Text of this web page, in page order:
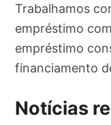
Trabalhamos
empréstimo
empréstimo
financiamento
Notícias